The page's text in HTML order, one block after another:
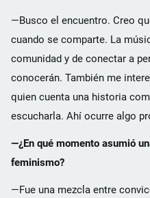
—Busco el encuentro. Creo
cuando se comparte. La
comunidad y de conectar a
conocerán. También me
quien cuenta una historia
escucharla. Ahí ocurre algo
—¿En qué momento asumió
feminismo?
—Fue una mezcla entre